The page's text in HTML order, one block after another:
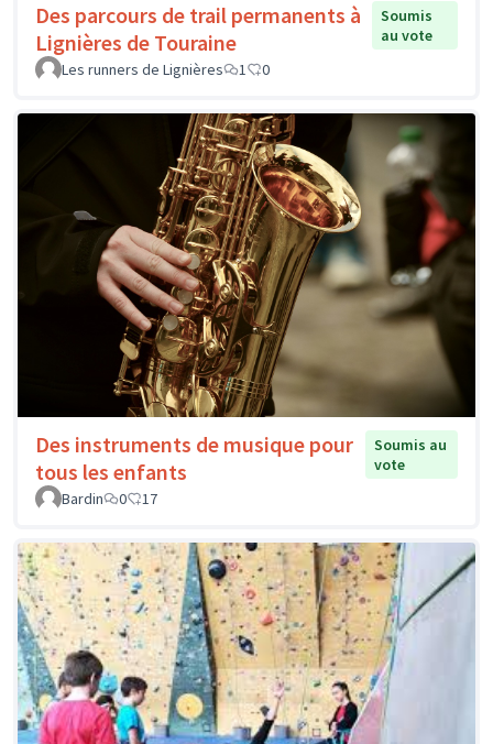
Des parcours de trail permanents à
Lignières de Touraine
Soumis
au vote
Les runners de Lignières
1 0
Des instruments de musique pour
tous les enfants
Soumis au
vote
Bardin
0 17